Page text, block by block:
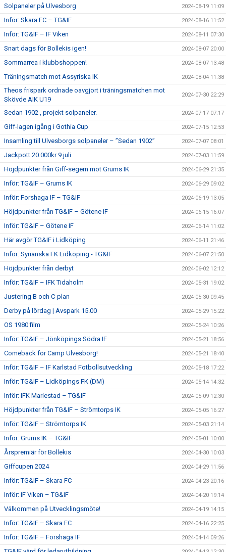
Solpaneler på Ulvesborg 2024-08-19 11:09
Inför: Skara FC – TG&IF 2024-08-16 11:52
Inför: TG&IF – IF Viken 2024-08-11 07:30
Snart dags för Bollekis igen! 2024-08-07 20:00
Sommarrea i klubbshoppen! 2024-08-07 13:48
Träningsmatch mot Assyriska IK 2024-08-04 11:38
Theos frispark ordnade oavgjort i träningsmatchen mot
Skövde AIK U19
2024-07-30 22:29
Sedan 1902 , projekt solpaneler. 2024-07-17 07:17
Giff-lagen igång i Gothia Cup 2024-07-15 12:53
Insamling till Ulvesborgs solpaneler – ”Sedan 1902” 2024-07-07 08:01
Jackpott 20.000kr 9 juli 2024-07-03 11:59
Höjdpunkter från Giff-segern mot Grums IK 2024-06-29 21:35
Inför: TG&IF – Grums IK 2024-06-29 09:02
Inför: Forshaga IF – TG&IF 2024-06-19 13:05
Höjdpunkter från TG&IF – Götene IF 2024-06-15 16:07
Inför: TG&IF – Götene IF 2024-06-14 11:02
Här avgör TG&IF i Lidköping 2024-06-11 21:46
Inför: Syrianska FK Lidköping - TG&IF 2024-06-07 21:50
Höjdpunkter från derbyt 2024-06-02 12:12
Inför: TG&IF – IFK Tidaholm 2024-05-31 19:02
Justering B och C-plan 2024-05-30 09:45
Derby på lördag | Avspark 15.00 2024-05-29 15:22
OS 1980 film 2024-05-24 10:26
Inför: TG&IF – Jönköpings Södra IF 2024-05-21 18:56
Comeback för Camp Ulvesborg! 2024-05-21 18:40
Inför: TG&IF – IF Karlstad Fotbollsutveckling 2024-05-18 17:22
Inför: TG&IF – Lidköpings FK (DM) 2024-05-14 14:32
Inför: IFK Mariestad – TG&IF 2024-05-09 12:30
Höjdpunkter från TG&IF – Strömtorps IK 2024-05-05 16:27
Inför: TG&IF – Strömtorps IK 2024-05-03 21:14
Inför: Grums IK – TG&IF 2024-05-01 10:00
Årspremiär för Bollekis 2024-04-30 10:03
Giffcupen 2024 2024-04-29 11:56
Inför: TG&IF – Skara FC 2024-04-23 20:16
Inför: IF Viken – TG&IF 2024-04-20 19:14
Välkommen på Utvecklingsmöte! 2024-04-19 14:15
Inför: TG&IF – Skara FC 2024-04-16 22:25
Inför: TG&IF – Forshaga IF 2024-04-14 09:26